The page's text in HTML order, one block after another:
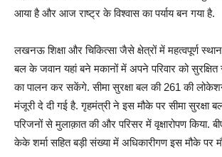
आया है और आज राष्ट्र के विश्वास का पर्याय बन गया है.
लखनऊ शिक्षा और चिकित्सा जैसे क्षेत्रों में महत्वपूर्ण स्थान
बल के जवान यहां बने मकानों में अपने परिवार को
का पालन कर सकेंगे. सीमा सुरक्षा बल की 261 की
मंजूरी दे दी गई है. गृहमंत्री ने इस मौके पर सीमा
परिजनों से मुलाक़ात की और परिसर में वृक्षारोपण किया.
केके शर्मा सहित बड़ी संख्या में अधिकारीगण इस मौके पर